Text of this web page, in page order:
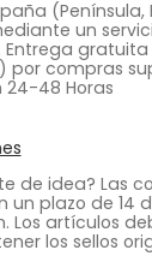
(Península,
un
gratuita
por compras
24-48 Horas
de idea? Las
un plazo de 14
Los artículos
los sellos